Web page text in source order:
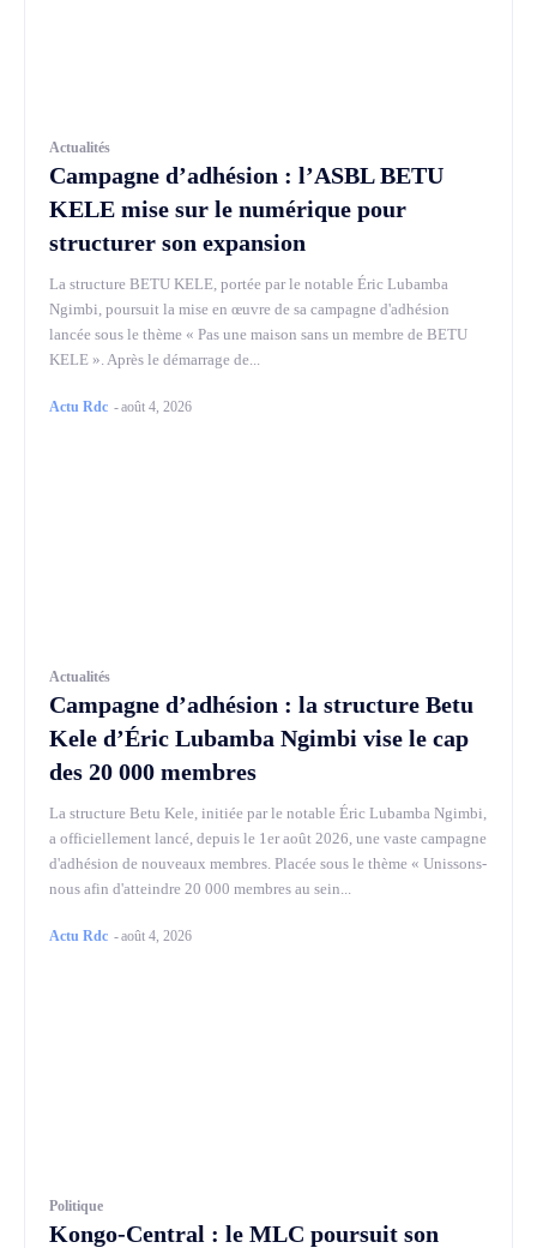
Actualités
Campagne d’adhésion : l’ASBL BETU
KELE mise sur le numérique pour
structurer son expansion
La structure BETU KELE, portée par le notable Éric Lubamba
Ngimbi, poursuit la mise en œuvre de sa campagne d'adhésion
lancée sous le thème « Pas une maison sans un membre de BETU
KELE ». Après le démarrage de...
Actu Rdc -août 4, 2026
Actualités
Campagne d’adhésion : la structure Betu
Kele d’Éric Lubamba Ngimbi vise le cap
des 20 000 membres
La structure Betu Kele, initiée par le notable Éric Lubamba Ngimbi,
a officiellement lancé, depuis le 1er août 2026, une vaste campagne
d'adhésion de nouveaux membres. Placée sous le thème « Unissons-
nous afin d'atteindre 20 000 membres au sein...
Actu Rdc -août 4, 2026
Politique
Kongo-Central : le MLC poursuit son